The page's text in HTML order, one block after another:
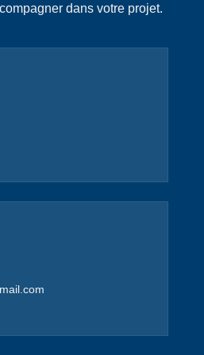
dans votre projet.